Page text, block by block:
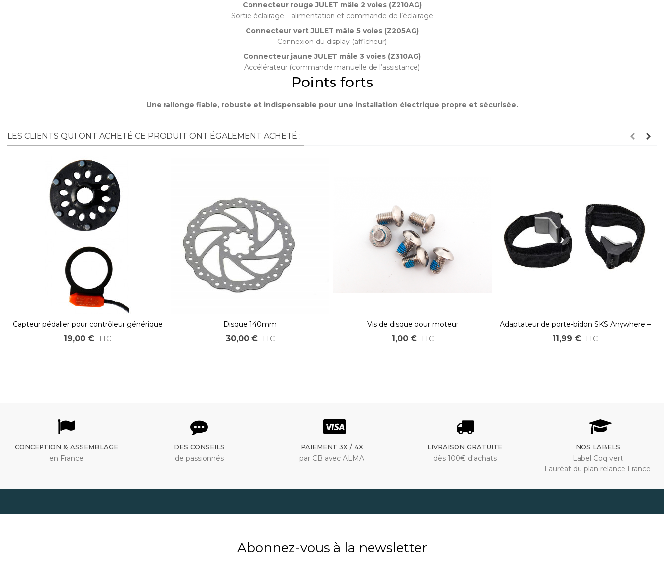
Connecteur rouge JULET mâle 2 voies (Z210AG)
Sortie éclairage – alimentation et commande de l’éclairage
Connecteur vert JULET mâle 5 voies (Z205AG)
Connexion du display (afficheur)
Connecteur jaune JULET mâle 3 voies (Z310AG)
Accélérateur (commande manuelle de l’assistance)
Points forts
Une rallonge fiable, robuste et indispensable pour une installation électrique propre et sécurisée.
LES CLIENTS QUI ONT ACHETÉ CE PRODUIT ONT ÉGALEMENT ACHETÉ :
Capteur pédalier pour contrôleur générique
OZO
19,00 € TTC
Disque 140mm
30,00 € TTC
Vis de disque pour moteur
1,00 € TTC
Adaptateur de porte-bidon SKS Anywhere –
Support universel pour vélo
11,99 € TTC
CONCEPTION & ASSEMBLAGE
en France
DES CONSEILS
de passionnés
PAIEMENT 3X / 4X
par CB avec ALMA
LIVRAISON GRATUITE
dès 100€ d'achats
NOS LABELS
Label Coq vert
Lauréat du plan relance France
Abonnez-vous à la newsletter